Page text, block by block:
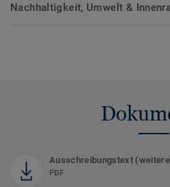
Nachhaltigkeit, Umwelt &
Ausschreibungstext
PDF